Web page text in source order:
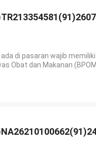
di pasaran wajib
Obat dan Makanan